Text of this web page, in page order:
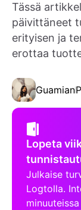
Tässä
päivittäneet
erityisen ja
erottaa
Guamian
Lopeta
Julkaise
Logtolla.